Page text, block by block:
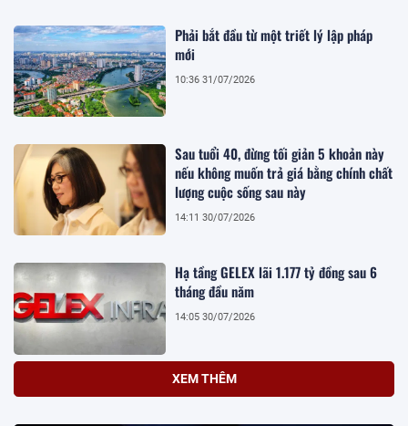
Phải bắt đầu từ một triết lý lập pháp
mới
10:36 31/07/2026
Sau tuổi 40, đừng tối giản 5 khoản này
nếu không muốn trả giá bằng chính chất
lượng cuộc sống sau này
14:11 30/07/2026
Hạ tầng GELEX lãi 1.177 tỷ đồng sau 6
tháng đầu năm
14:05 30/07/2026
XEM THÊM